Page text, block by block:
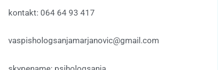
kontakt: 064 64 93 417
vaspishologsanjamarjanovic@gmail.com